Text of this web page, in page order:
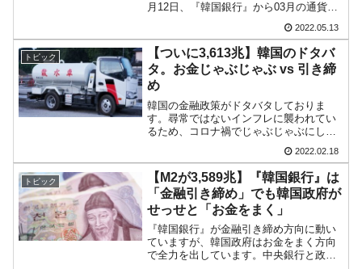
月12日、『韓国銀行』から03月の通貨流
きの結果です。以下をご覧ください。⇒
参照・引用元：『韓国銀行』公式サイト
「2022年0...
2022.05.13
トピック
【ついに3,613兆】韓国のドタバ
タ。お金じゃぶじゃぶ vs 引き締
め
韓国の金融政策がドタバタしておりま
す。尋常ではないインフレに襲われてい
るため、コロナ禍でじゃぶじゃぶにした
価値が上がっているので、お金の量を減
らしてお金の価値を上げないといけない
からです。『韓国銀行』の方...
2022.02.18
トピック
【M2が3,589兆】『韓国銀行』は
「金融引き締め」でも韓国政府が
せっせと「お金をまく」
『韓国銀行』が金融引き締め方向に動い
ていますが、韓国政府はお金をまく方向
で全力を出しています。中央銀行と政府